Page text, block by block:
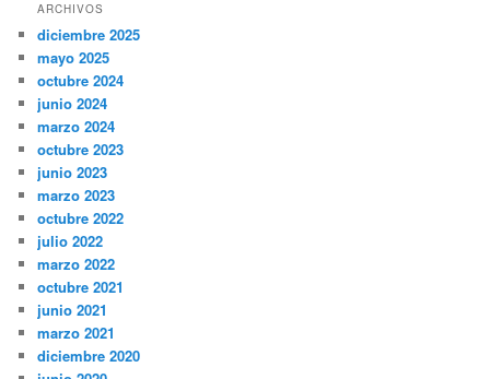
ARCHIVOS
diciembre 2025
mayo 2025
octubre 2024
junio 2024
marzo 2024
octubre 2023
junio 2023
marzo 2023
octubre 2022
julio 2022
marzo 2022
octubre 2021
junio 2021
marzo 2021
diciembre 2020